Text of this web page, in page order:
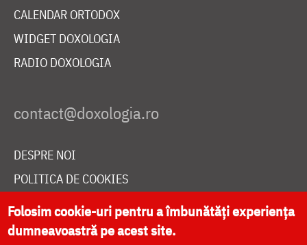
CALENDAR ORTODOX
WIDGET DOXOLOGIA
RADIO DOXOLOGIA
DESPRE NOI
POLITICA DE COOKIES
DONEAZĂ ONLINE PENTRU CATEDRALA NAȚIONALĂ
Folosim cookie-uri pentru a îmbunătăți experiența
dumneavoastră pe acest site.